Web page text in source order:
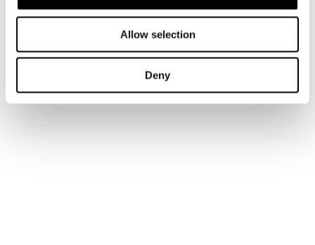
Allow selection
Deny